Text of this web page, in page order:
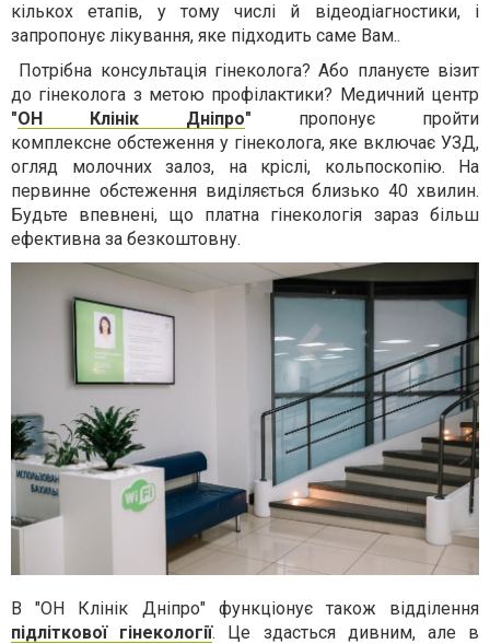
кількох етапів, у тому числі й відеодіагностики, і
запропонує лікування, яке підходить саме Вам..
Потрібна консультація гінеколога? Або плануєте візит
до гінеколога з метою профілактики? Медичний центр
"ОН Клінік Дніпро" пропонує пройти
комплексне обстеження у гінеколога, яке включає УЗД,
огляд молочних залоз, на кріслі, кольпоскопію. На
первинне обстеження виділяється близько 40 хвилин.
Будьте впевнені, що платна гінекологія зараз більш
ефективна за безкоштовну.
В "ОН Клінік Дніпро" функціонує також відділення
підліткової гінекології. Це здасться дивним, але в